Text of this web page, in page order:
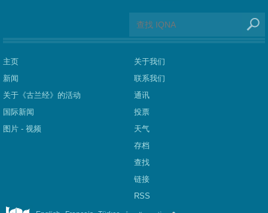
主页
新闻
关于《古兰经》的活动
国际新闻
图片 - 视频
关于我们
联系我们
通讯
投票
天气
存档
查找
链接
RSS